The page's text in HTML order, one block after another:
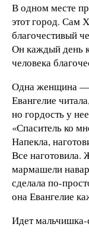
В одном месте
этот город. Сам
благочестивый
Он каждый день
человека
Одна женщина —
Евангелие
но гордость у
«Спаситель ко
Напекла,
Все наготовила.
мармашели
сделала по-
она Евангелие
Идет мальчишка-